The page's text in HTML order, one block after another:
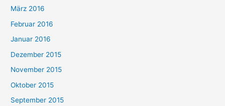
März 2016
Februar 2016
Januar 2016
Dezember 2015
November 2015
Oktober 2015
September 2015